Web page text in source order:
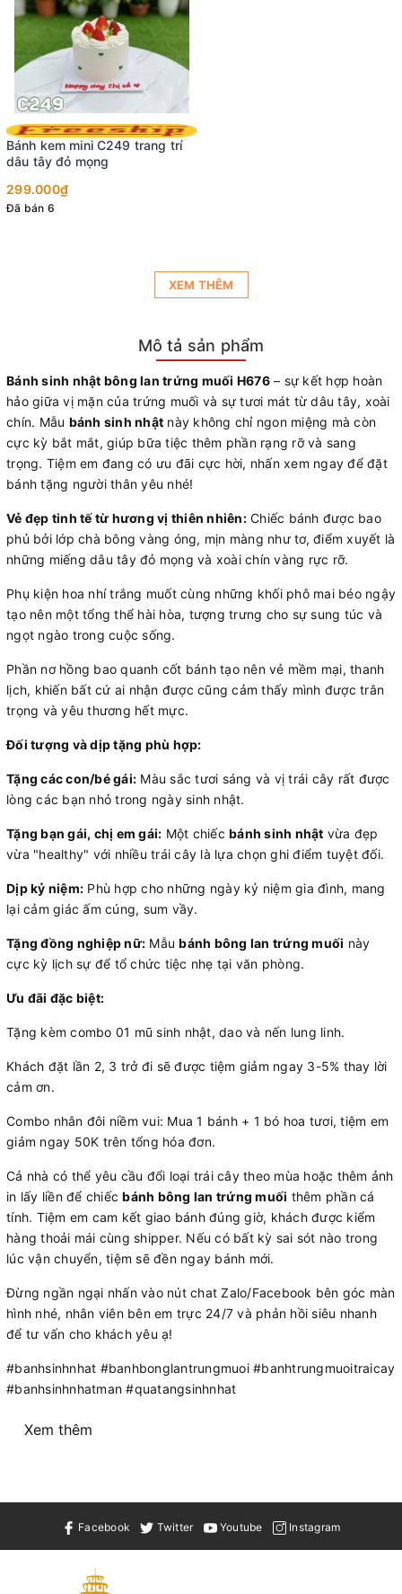
Bánh kem mini C249 trang trí
dâu tây đỏ mọng
299.000₫
Đã bán 6
XEM THÊM
Mô tả sản phẩm
Bánh sinh nhật bông lan trứng muối H676– sự kết hợp hoàn
hảo giữa vị mặn của trứng muối và sự tươi mát từ dâu tây, xoài
chín. Mẫu bánh sinh nhật này không chỉ ngon miệng mà còn
cực kỳ bắt mắt, giúp bữa tiệc thêm phần rạng rỡ và sang
trọng. Tiệm em đang có ưu đãi cực hời, nhấn xem ngay để đặt
bánh tặng người thân yêu nhé!
Vẻ đẹp tinh tế từ hương vị thiên nhiên:Chiếc bánh được bao
phủ bởi lớp chà bông vàng óng, mịn màng như tơ, điểm xuyết là
những miếng dâu tây đỏ mọng và xoài chín vàng rực rỡ.
Phụ kiện hoa nhí trắng muốt cùng những khối phô mai béo ngậy
tạo nên một tổng thể hài hòa, tượng trưng cho sự sung túc và
ngọt ngào trong cuộc sống.
Phần nơ hồng bao quanh cốt bánh tạo nên vẻ mềm mại, thanh
lịch, khiến bất cứ ai nhận được cũng cảm thấy mình được trân
trọng và yêu thương hết mực.
Đối tượng và dịp tặng phù hợp:
Tặng các con/bé gái: Màu sắc tươi sáng và vị trái cây rất được
lòng các bạn nhỏ trong ngày sinh nhật.
Tặng bạn gái, chị em gái: Một chiếc bánh sinh nhật vừa đẹp
vừa "healthy" với nhiều trái cây là lựa chọn ghi điểm tuyệt đối.
Dịp kỷ niệm: Phù hợp cho những ngày kỷ niệm gia đình, mang
lại cảm giác ấm cúng, sum vầy.
Tặng đồng nghiệp nữ: Mẫubánh bông lan trứng muối này
cực kỳ lịch sự để tổ chức tiệc nhẹ tại văn phòng.
Ưu đãi đặc biệt:
Tặng kèm combo 01 mũ sinh nhật, dao và nến lung linh.
Khách đặt lần 2, 3 trở đi sẽ được tiệm giảm ngay 3-5% thay lời
cảm ơn.
Combo nhân đôi niềm vui: Mua 1 bánh + 1 bó hoa tươi, tiệm em
giảm ngay 50K trên tổng hóa đơn.
Cả nhà có thể yêu cầu đổi loại trái cây theo mùa hoặc thêm ảnh
in lấy liền để chiếcbánh bông lan trứng muối thêm phần cá
tính. Tiệm em cam kết giao bánh đúng giờ, khách được kiểm
hàng thoải mái cùng shipper. Nếu có bất kỳ sai sót nào trong
lúc vận chuyển, tiệm sẽ đền ngay bánh mới.
Đừng ngần ngại nhấn vào nút chat Zalo/Facebook bên góc màn
hình nhé, nhân viên bên em trực 24/7 và phản hồi siêu nhanh
để tư vấn cho khách yêu ạ!
#banhsinhnhat #banhbonglantrungmuoi #banhtrungmuoitraicay
#banhsinhnhatman #quatangsinhnhat
Xem thêm
Facebook Twitter Youtube Instagram